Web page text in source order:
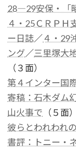
28―29安保・「
４・25ＣＲＰＨ
ー日誌／４・29
ング／三里塚大
（３面）
第４インター国
寄稿：石木ダム
山火事で （５面）
彼らとわれわれ
書評：トニー・